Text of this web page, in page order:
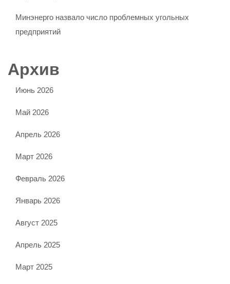
Минэнерго назвало число проблемных угольных
предприятий
Архив
Июнь 2026
Май 2026
Апрель 2026
Март 2026
Февраль 2026
Январь 2026
Август 2025
Апрель 2025
Март 2025